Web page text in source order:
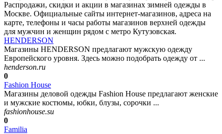
Распродажи, скидки и акции в магазинах зимней одежды в
Москве. Официальные сайты интернет-магазинов, адреса на
карте, телефоны и часы работы магазинов верхней одежды
для мужчин и женщин рядом с метро Кутузовская.
HENDERSON
Магазины HENDERSON предлагают мужскую одежду
Европейского уровня. Здесь можно подобрать одежду от ...
henderson.ru
0
Fashion House
Магазины деловой одежды Fashion House предлагают женские
и мужские костюмы, юбки, блузы, сорочки ...
fashionhouse.su
0
Familia